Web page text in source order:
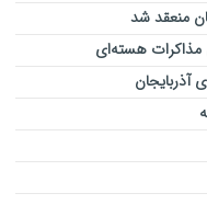
مذاکرات هسته‌ای